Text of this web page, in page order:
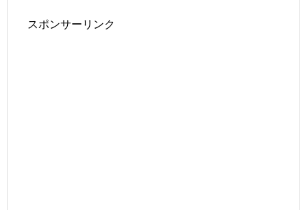
スポンサーリンク